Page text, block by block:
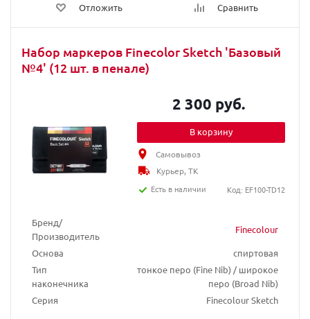
Отложить Сравнить
Набор маркеров Finecolor Sketch 'Базовый
№4' (12 шт. в пенале)
Бренд/
Производитель
Finecolour
Основа
спиртовая
Тип
наконечника
тонкое перо (Fine Nib) / широкое
перо (Broad Nib)
Серия
Finecolour Sketch
2 300 руб.
В корзину
Самовывоз
Курьер, ТК
Есть в наличии
Код: EF100-TD12